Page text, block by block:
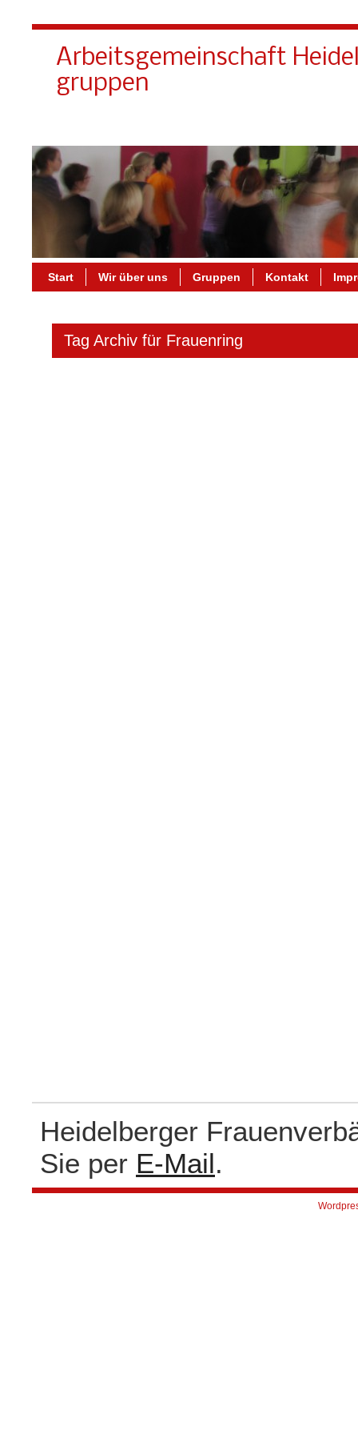
Arbeitsgemeinschaft
gruppen
Start Wir über uns Gruppen Kontakt
Tag Archiv für Frauenring
Heidelberger
Sie per E-Mail.